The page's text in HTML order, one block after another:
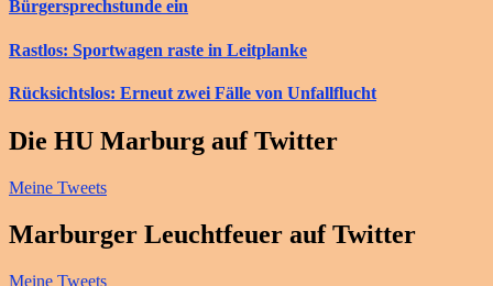
Bürgersprechstunde ein
Rastlos: Sportwagen raste in Leitplanke
Rücksichtslos: Erneut zwei Fälle von Unfallflucht
Die HU Marburg auf Twitter
Meine Tweets
Marburger Leuchtfeuer auf Twitter
Meine Tweets